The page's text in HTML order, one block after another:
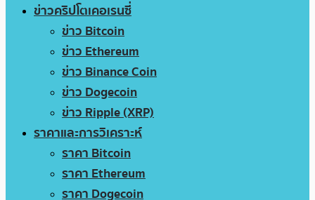
ข่าวคริปโตเคอเรนซี่
ข่าว Bitcoin
ข่าว Ethereum
ข่าว Binance Coin
ข่าว Dogecoin
ข่าว Ripple (XRP)
ราคาและการวิเคราะห์
ราคา Bitcoin
ราคา Ethereum
ราคา Dogecoin